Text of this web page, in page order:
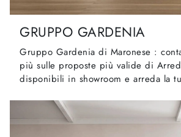
GRUPPO GARDENIA
Gruppo Gardenia di Maronese :
più sulle proposte più valide di
disponibili in showroom e arreda la